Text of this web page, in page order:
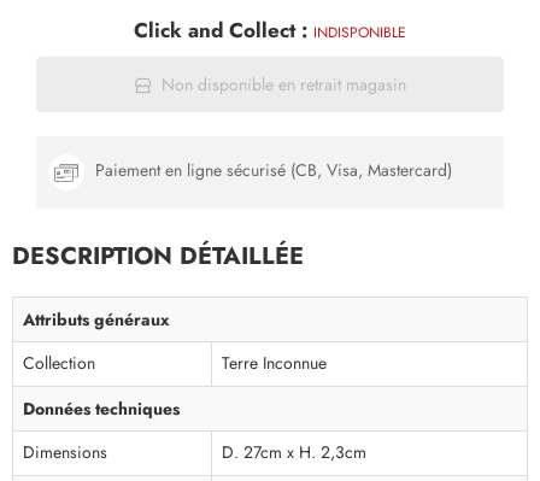
Click and Collect : INDISPONIBLE
Non disponible en retrait magasin
Paiement en ligne sécurisé (CB, Visa, Mastercard)
DESCRIPTION DÉTAILLÉE
Attributs généraux
Collection Terre Inconnue
Données techniques
Dimensions
D. 27cm x H. 2,3cm